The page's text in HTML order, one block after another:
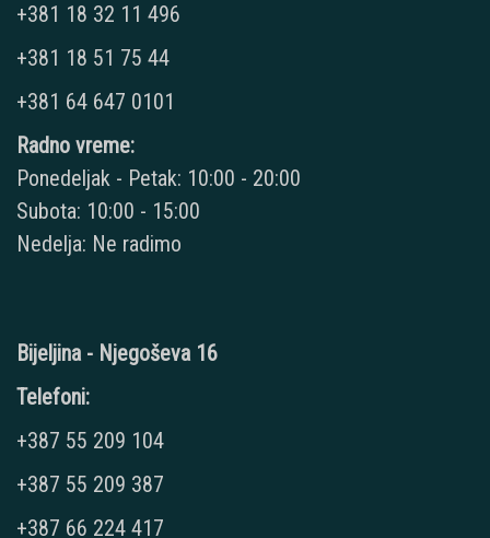
+381 18 32 11 496
+381 18 51 75 44
+381 64 647 0101
Radno vreme:
Ponedeljak - Petak: 10:00 - 20:00
Subota: 10:00 - 15:00
Nedelja: Ne radimo
Bijeljina - Njegoševa 16
Telefoni:
+387 55 209 104
+387 55 209 387
+387 66 224 417